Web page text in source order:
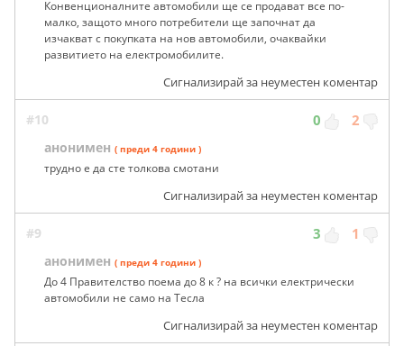
Конвенционалните автомобили ще се продават все по-
малко, защото много потребители ще започнат да
изчакват с покупката на нов автомобили, очаквайки
развитието на електромобилите.
Сигнализирай за неуместен коментар
#10 0 2
анонимен ( преди 4 години )
трудно е да сте толкова смотани
Сигнализирай за неуместен коментар
#9 3 1
анонимен ( преди 4 години )
До 4 Правителство поема до 8 к ? на всички електрически
автомобили не само на Тесла
Сигнализирай за неуместен коментар